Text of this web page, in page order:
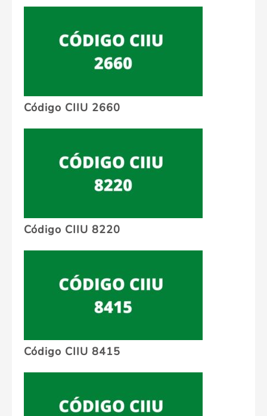
Código CIIU 2660
Código CIIU 8220
Código CIIU 8415